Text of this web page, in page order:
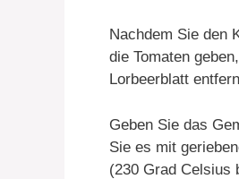
Nachdem Sie den
die Tomaten
Lorbeerblatt
Geben Sie das
Sie es mit
(230 Grad Celsius